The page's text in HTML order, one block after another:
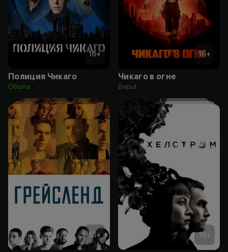
16+
Полиция Чикаго
Obuna
16+
Чикаго в огне
Bepul
16+ 18+